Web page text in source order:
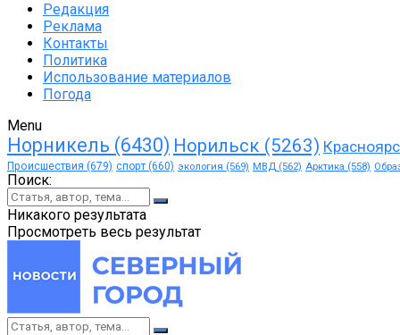
Редакция
Реклама
Контакты
Политика
Использование материалов
Погода
Menu
Норникель (6430) Норильск (5263)
Происшествия (679) спорт (660) экология (569) МВД (562) Арктика (558)
Поиск:
Никакого результата
Просмотреть весь результат